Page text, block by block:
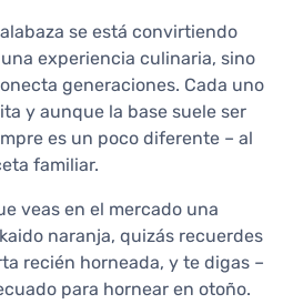
se está convirtiendo
experiencia culinaria, sino
generaciones. Cada uno
y aunque la base suele ser
es un poco diferente – al
familiar.
veas en el mercado una
naranja, quizás recuerdes
recién horneada, y te digas –
para hornear en otoño.